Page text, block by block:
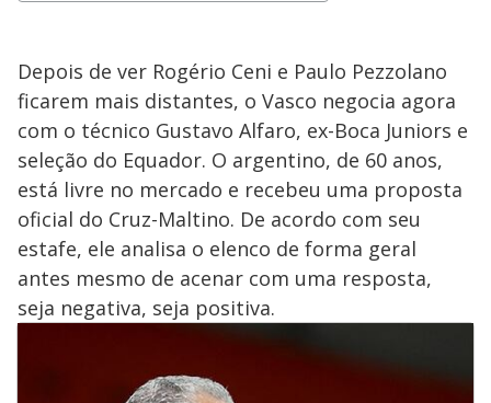
Depois de ver Rogério Ceni e Paulo Pezzolano
ficarem mais distantes, o Vasco negocia agora
com o técnico Gustavo Alfaro, ex-Boca Juniors e
seleção do Equador. O argentino, de 60 anos,
está livre no mercado e recebeu uma proposta
oficial do Cruz-Maltino. De acordo com seu
estafe, ele analisa o elenco de forma geral
antes mesmo de acenar com uma resposta,
seja negativa, seja positiva.